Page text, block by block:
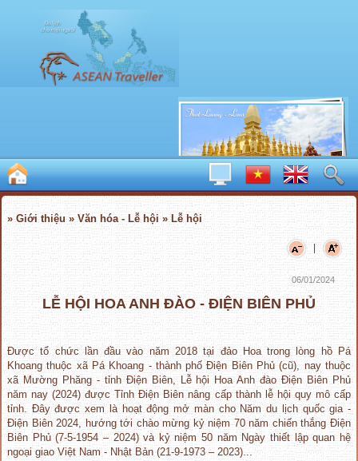
» Giới thiệu » Văn hóa - Lễ hội » Lễ hội
|
06/01/2024
LỄ HỘI HOA ANH ĐÀO - ĐIỆN BIÊN PHỦ
Được tổ chức lần đầu vào năm 2018 tại đảo Hoa trong lòng hồ Pá
Khoang thuộc xã Pá Khoang - thành phố Điện Biên Phủ (cũ), nay thuộc
xã Mường Phăng - tỉnh Điện Biên, Lễ hội Hoa Anh đào Điện Biên Phủ
năm nay (2024) được Tỉnh Điện Biên nâng cấp thành lễ hội quy mô cấp
tỉnh. Đây được xem là hoạt động mở màn cho Năm du lịch quốc gia -
Điện Biên 2024, hướng tới chào mừng kỷ niệm 70 năm chiến thắng Điện
Biên Phủ (7-5-1954 – 2024) và kỷ niệm 50 năm Ngày thiết lập quan hệ
ngoại giao Việt Nam - Nhật Bản (21-9-1973 – 2023)...